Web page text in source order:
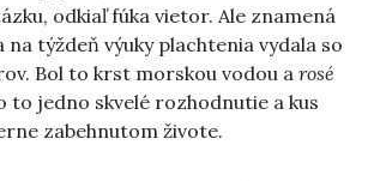
odkiaľ fúka vietor. Ale znamená
na týždeň výuky plachtenia vydala so
Bol to krst morskou vodou arosé
to jedno skvelé rozhodnutie a kus
zabehnutom živote.